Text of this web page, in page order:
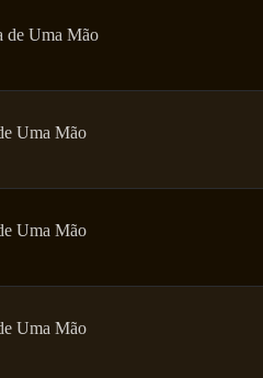
de Uma Mão
Uma Mão
Uma Mão
Uma Mão